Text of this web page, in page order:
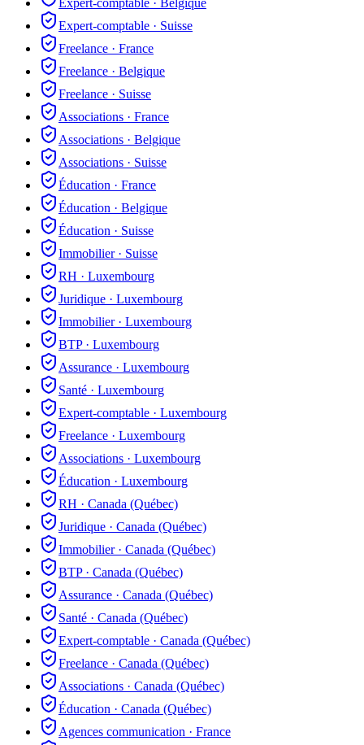
Expert-comptable · Belgique
Expert-comptable · Suisse
Freelance · France
Freelance · Belgique
Freelance · Suisse
Associations · France
Associations · Belgique
Associations · Suisse
Éducation · France
Éducation · Belgique
Éducation · Suisse
Immobilier· Suisse
RH · Luxembourg
Juridique · Luxembourg
Immobilier· Luxembourg
BTP· Luxembourg
Assurance · Luxembourg
Santé · Luxembourg
Expert-comptable · Luxembourg
Freelance · Luxembourg
Associations · Luxembourg
Éducation · Luxembourg
RH · Canada (Québec)
Juridique · Canada (Québec)
Immobilier· Canada (Québec)
BTP· Canada (Québec)
Assurance · Canada (Québec)
Santé · Canada (Québec)
Expert-comptable · Canada (Québec)
Freelance · Canada (Québec)
Associations · Canada (Québec)
Éducation · Canada (Québec)
Agences communication · France